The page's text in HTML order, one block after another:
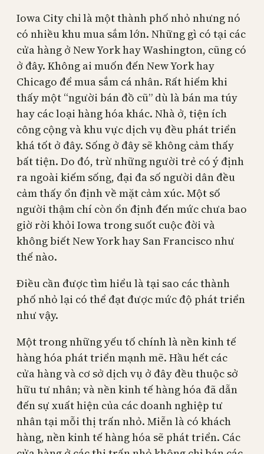
Iowa City chỉ là một thành phố nhỏ nhưng nó
có nhiều khu mua sắm lớn. Những gì có tại các
cửa hàng ở New York hay Washington, cũng có
ở đây. Không ai muốn đến New York hay
Chicago để mua sắm cá nhân. Rất hiếm khi
thấy một “người bán đồ cũ” dù là bán ma túy
hay các loại hàng hóa khác. Nhà ở, tiện ích
công cộng và khu vực dịch vụ đều phát triển
khá tốt ở đây. Sống ở đây sẽ không cảm thấy
bất tiện. Do đó, trừ những người trẻ có ý định
ra ngoài kiếm sống, đại đa số người dân đều
cảm thấy ổn định về mặt cảm xúc. Một số
người thậm chí còn ổn định đến mức chưa bao
giờ rời khỏi Iowa trong suốt cuộc đời và
không biết New York hay San Francisco như
thế nào.
Điều cần được tìm hiểu là tại sao các thành
phố nhỏ lại có thể đạt được mức độ phát triển
như vậy.
Một trong những yếu tố chính là nền kinh tế
hàng hóa phát triển mạnh mẽ. Hầu hết các
cửa hàng và cơ sở dịch vụ ở đây đều thuộc sở
hữu tư nhân; và nền kinh tế hàng hóa đã dẫn
đến sự xuất hiện của các doanh nghiệp tư
nhân tại mỗi thị trấn nhỏ. Miễn là có khách
hàng, nền kinh tế hàng hóa sẽ phát triển. Các